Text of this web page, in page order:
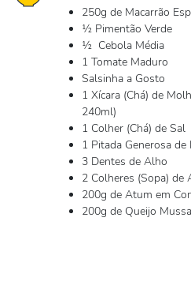
250g de Macarrão
½ Pimentão Verde
½ Cebola Média
1 Tomate Maduro
Salsinha a Gosto
1 Xícara (Chá) de
240ml)
1 Colher (Chá) de Sal
1 Pitada Generosa
3 Dentes de Alho
2 Colheres (Sopa) de
200g de Atum em
200g de Queijo